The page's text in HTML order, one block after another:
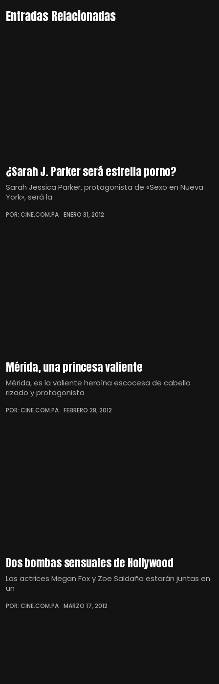
Entradas Relacionadas
¿Sarah J. Parker será estrella porno?
Sarah Jessica Parker, protagonista de «Sexo en Nueva
York», será la
POR: CINE.COM.PA ENERO 31, 2012
Mérida, una princesa valiente
Mérida, es la valiente heroína escocesa de cabello
rizado y protagonista
POR: CINE.COM.PA FEBRERO 28, 2012
Dos bombas sensuales de Hollywood
Las actrices Megan Fox y Zoe Saldaña estarán juntas en
un
POR: CINE.COM.PA MARZO 17, 2012